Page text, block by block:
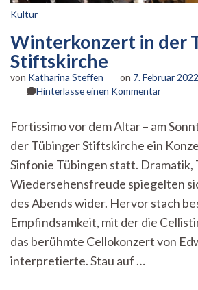
Kultur
Winterkonzert in der
Stiftskirche
von Katharina Steffen on 7. Februar 2022
Hinterlasse einen Kommentarzu
der
Tübinger
Fortissimo vor dem Altar – am
der Tübinger Stiftskirche ein
Sinfonie Tübingen statt. Dramatik,
Wiedersehensfreude spiegelten
des Abends wider. Hervor stach
Empfindsamkeit, mit der die
das berühmte Cellokonzert von
interpretierte. Stau auf …